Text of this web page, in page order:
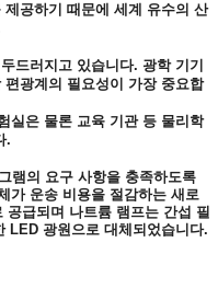
공하기 때문에 세계 유수의 산
드러지고 있습니다. 광학 기기
광계의 필요성이 가장 중요합
실은 물론 교육 기관 등 물리학
.
램의 요구 사항을 충족하도록
가 운송 비용을 절감하는 새로
급되며 나트륨 램프는 간섭 필
LED 광원으로 대체되었습니다.